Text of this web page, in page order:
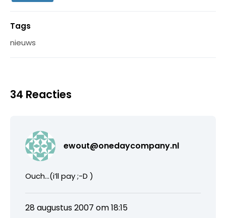
Tags
nieuws
34 Reacties
ewout@onedaycompany.nl
Ouch…(i’ll pay ;-D )
28 augustus 2007 om 18:15